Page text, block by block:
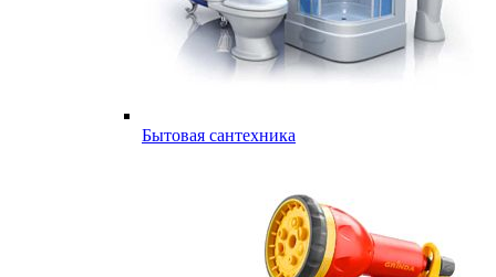
Бытовая сантехника